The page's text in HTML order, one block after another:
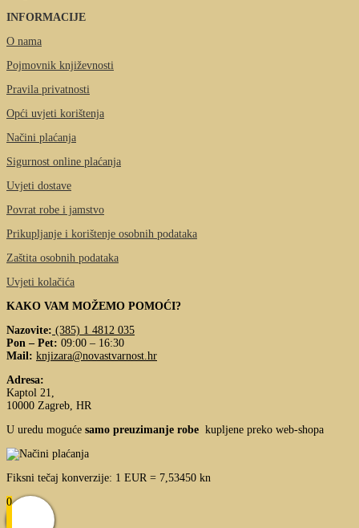
INFORMACIJE
O nama
Pojmovnik književnosti
Pravila privatnosti
Opći uvjeti korištenja
Načini plaćanja
Sigurnost online plaćanja
Uvjeti dostave
Povrat robe i jamstvo
Prikupljanje i korištenje osobnih podataka
Zaštita osobnih podataka
Uvjeti kolačića
KAKO VAM MOŽEMO POMOĆI?
Nazovite: (385) 1 4812 035
Pon – Pet: 09:00 – 16:30
Mail: knjizara@novastvarnost.hr
Adresa:
Kaptol 21,
10000 Zagreb, HR
U uredu moguće samo preuzimanje robe kupljene preko web-shopa
Fiksni tečaj konverzije: 1 EUR = 7,53450 kn
0